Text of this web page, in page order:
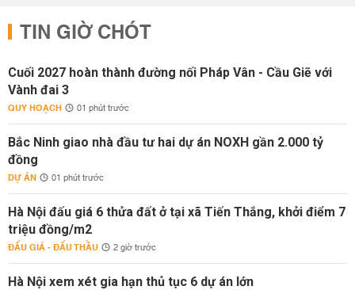
TIN GIỜ CHÓT
Cuối 2027 hoàn thành đường nối Pháp Vân - Cầu Giẽ với
Vành đai 3
QUY HOẠCH 01 phút trước
Bắc Ninh giao nhà đầu tư hai dự án NOXH gần 2.000 tỷ
đồng
DỰ ÁN 01 phút trước
Hà Nội đấu giá 6 thửa đất ở tại xã Tiến Thắng, khởi điểm 7
triệu đồng/m2
ĐẤU GIÁ - ĐẤU THẦU 2 giờ trước
Hà Nội xem xét gia hạn thủ tục 6 dự án lớn